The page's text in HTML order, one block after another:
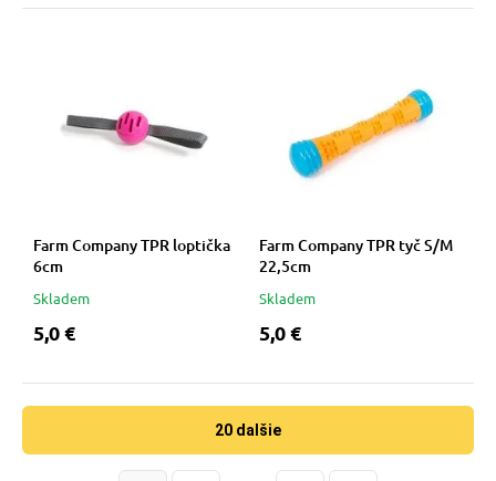
Farm Company TPR loptička
6cm
Skladem
5,0 €
Farm Company TPR tyč S/M
22,5cm
Skladem
5,0 €
20 dalšie